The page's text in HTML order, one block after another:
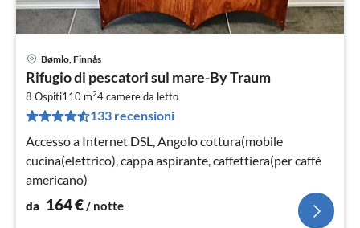
Bømlo, Finnås
Rifugio di pescatori sul mare-By Traum
8 Ospiti110 m24camere da letto
133 recensioni
Accesso a Internet DSL, Angolo cottura(mobile
cucina(elettrico), cappa aspirante, caffettiera(per caffé
americano)
da 164€/ notte